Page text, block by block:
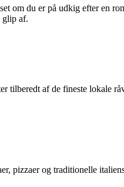
om du er på udkig efter en
glip af.
tilberedt af de fineste lokale
pizzaer og traditionelle